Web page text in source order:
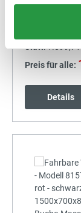
Statt:
Preis für alle:
Details